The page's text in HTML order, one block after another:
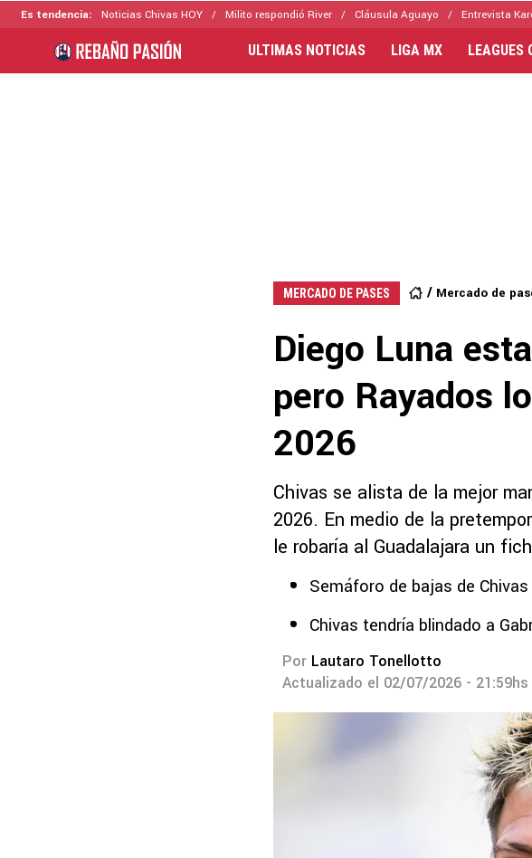
Es tendencia: Noticias Chivas HOY Milito respondió River Cláusula Aguayo Entrevista
ULTIMAS NOTICIAS LIGA MX LEAGUES
MERCADO DE PASES Mercado de
Diego Luna
pero Rayados
2026
Chivas se alista de la mejor
2026. En medio de la
le robaría al Guadalajara un
Semáforo de bajas de Chivas
Chivas tendría blindado a
Por Lautaro Tonellotto
Actualizado el 02/07/2026 - 21:59hs